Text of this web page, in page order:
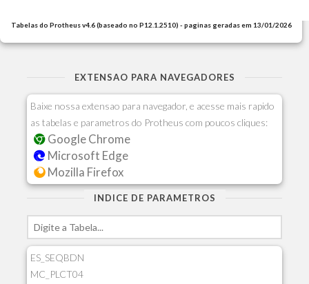
Tabelas do Protheus v4.6 (baseado no P12.1.2510) - paginas geradas em 13/01/2026
EXTENSAO PARA NAVEGADORES
Baixe nossa extensao para navegador, e acesse mais rapido
as tabelas e parametros do Protheus com poucos cliques:
Google Chrome
Microsoft Edge
Mozilla Firefox
INDICE DE PARAMETROS
ES_SEQBDN
MC_PLCT04